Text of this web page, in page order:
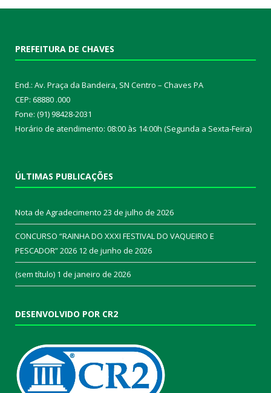
PREFEITURA DE CHAVES
End.: Av. Praça da Bandeira, SN Centro – Chaves PA
CEP: 68880 .000
Fone: (91) 98428-2031
Horário de atendimento: 08:00 às 14:00h (Segunda a Sexta-Feira)
ÚLTIMAS PUBLICAÇÕES
Nota de Agradecimento 23 de julho de 2026
CONCURSO “RAINHA DO XXXI FESTIVAL DO VAQUEIRO E
PESCADOR” 2026 12 de junho de 2026
(sem título) 1 de janeiro de 2026
DESENVOLVIDO POR CR2